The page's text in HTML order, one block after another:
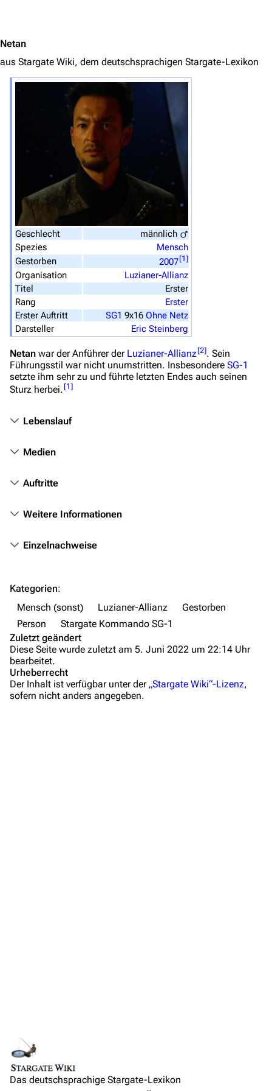
3639 2133 346.359
Navigation
Hauptseite
Von A bis Z
Zufälliger Artikel
Spezialseiten
Datei hochladen
Überblick
Stargate Atlantis
Stargate Universe
Stargate Origins
Stargate Infinity
Stargate-Romane
Personen
Fanprojekte
Kommerzielles
Hilfe
IRC-Channel
Netan
aus Stargate Wiki, dem deutschsprachigen Stargate-Lexikon
Permanenter Link
Geschlecht
männlich
Spezies
Mensch
Gestorben
2007[1]
Organisation
Luzianer-Allianz
Titel
Erster
Rang
Erster
Erster Auftritt
SG1 9x16 Ohne Netz
Darsteller
Eric Steinberg
Netan war der Anführer der Luzianer-Allianz[2]. Sein
Führungsstil war nicht unumstritten. Insbesondere SG-1
setzte ihm sehr zu und führte letzten Endes auch seinen
Sturz herbei. [1]
Lebenslauf
Medien
Auftritte
Weitere Informationen
Einzelnachweise
Lebenslauf
Medien
Auftritte
Kategorien:
Mensch (sonst)
Luzianer-Allianz
Gestorben
Person
Stargate Kommando SG-1
Zuletzt geändert
Diese Seite wurde zuletzt am 5. Juni 2022 um 22:14 Uhr
bearbeitet.
Urheberrecht
Der Inhalt ist verfügbar unter der „Stargate Wiki“-Lizenz,
sofern nicht anders angegeben.
Das deutschsprachige Stargate-Lexikon